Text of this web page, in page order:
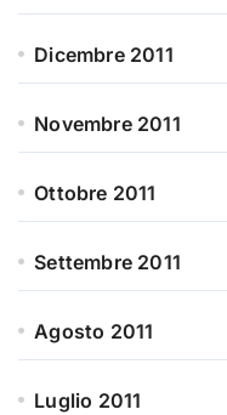
Dicembre 2011
Novembre 2011
Ottobre 2011
Settembre 2011
Agosto 2011
Luglio 2011